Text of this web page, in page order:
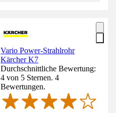
Vario Power-Strahlrohr
Kärcher K7
Durchschnittliche Bewertung:
4 von 5 Sternen. 4
Bewertungen.